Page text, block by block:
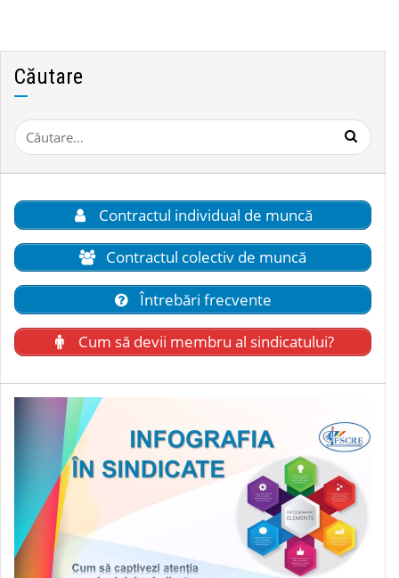
Căutare
Caută
după:
Contractul individual de muncă
Contractul colectiv de muncă
Întrebări frecvente
Cum să devii membru al sindicatului?